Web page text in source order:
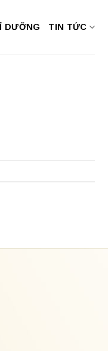
DƯỠNG TIN TỨC